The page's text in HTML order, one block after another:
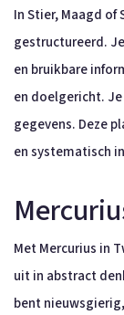
In Stier, Maagd of
gestructureerd.
en bruikbare
en doelgericht.
gegevens. Deze
en systematisch
Met Mercurius in
uit in abstract
bent